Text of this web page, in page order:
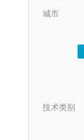
城市
技术类别